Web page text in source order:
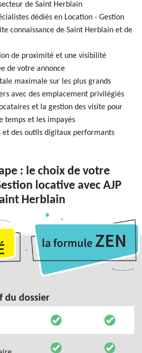
de Saint Herblain
dédiés en Location - Gestion
connaissance de Saint Herblain et de
de proximité et une visibilité
de votre annonce
maximale sur les plus grands
avec des emplacement privilégiés
et la gestion des visite pour
temps et les impayés
et des outils digitaux performants
: le choix de votre
locative avec AJP
Herblain
du dossier